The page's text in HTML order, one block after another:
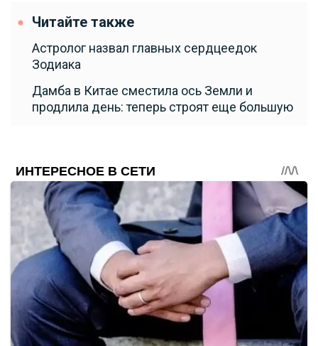
Читайте также
Астролог назвал главных сердцеедок
Зодиака
Дамба в Китае сместила ось Земли и
продлила день: теперь строят еще большую